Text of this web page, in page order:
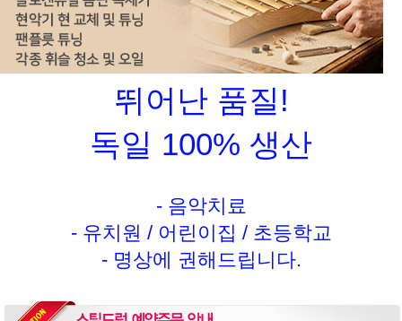
뛰어난 품질!
독일 100% 생산
- 음악치료
- 유치원 / 어린이집 / 초등학교
- 명상에 권해드립니다.